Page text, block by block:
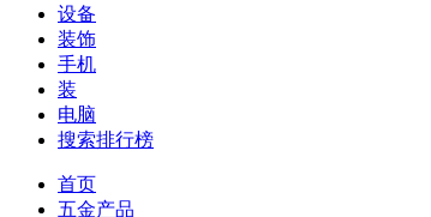
设备
装饰
手机
装
电脑
搜索排行榜
首页
五金产品